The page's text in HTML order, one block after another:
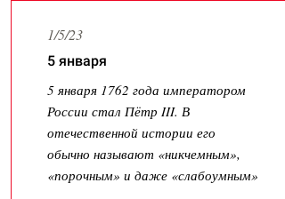
1/5/23
5 января
5 января 1762 года императором
России стал Пётр III. В
отечественной истории его
обычно называют «никчемным»,
«порочным» и даже «слабоумным»